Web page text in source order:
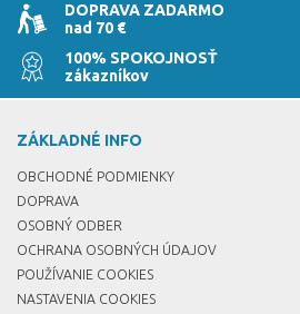
DOPRAVA ZADARMO
nad 70 €
100% SPOKOJNOSŤ
zákazníkov
ZÁKLADNÉ INFO
OBCHODNÉ PODMIENKY
DOPRAVA
OSOBNÝ ODBER
OCHRANA OSOBNÝCH ÚDAJOV
POUŽÍVANIE COOKIES
NASTAVENIA COOKIES